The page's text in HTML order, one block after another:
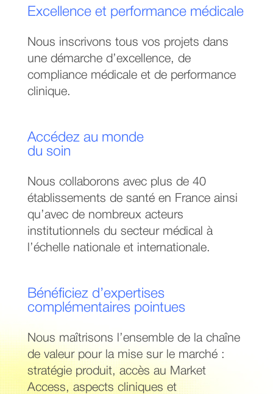
Excellence et performance médicale
Nous inscrivons tous vos projets dans
une démarche d’excellence, de
compliance médicale et de performance
clinique.
Accédez au monde
du soin
Nous collaborons avec plus de 40
établissements de santé en France ainsi
qu’avec de nombreux acteurs
institutionnels du secteur médical à
l’échelle nationale et internationale.
Bénéficiez d’expertises
complémentaires pointues
Nous maîtrisons l’ensemble de la chaîne
de valeur pour la mise sur le marché :
stratégie produit, accès au Market
Access, aspects cliniques et